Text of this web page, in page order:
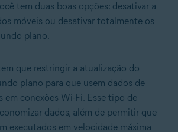
tem duas boas opções: desativar a
móveis ou desativar totalmente os
plano.
que restringir a atualização do
plano para que usem dados de
em conexões Wi-Fi. Esse tipo de
dados, além de permitir que
executados em velocidade máxima